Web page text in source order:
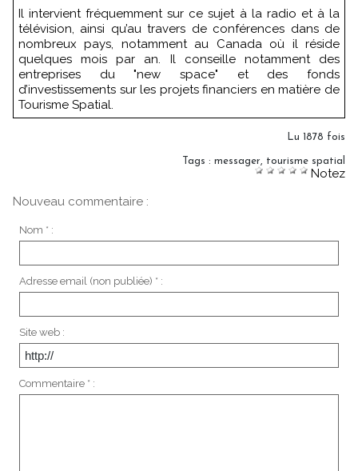
Il intervient fréquemment sur ce sujet à la radio et à la
télévision, ainsi qu’au travers de conférences dans de
nombreux pays, notamment au Canada où il réside
quelques mois par an. Il conseille notamment des
entreprises du "new space" et des fonds
d’investissements sur les projets financiers en matière de
Tourisme Spatial.
Lu 1878 fois
Tags : messager, tourisme spatial
Notez
Nouveau commentaire :
Nom * :
Adresse email (non publiée) * :
Site web :
Commentaire * :